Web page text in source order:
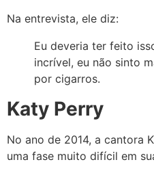
Na entrevista, ele diz:
Eu deveria ter feito
incrível, eu não sinto
por cigarros.
Katy Perry
No ano de 2014, a cantora
uma fase muito difícil em